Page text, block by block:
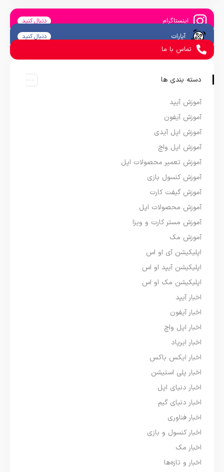
اینستاگرام دنبال کنید
آپارات دنبال کنید
تماس با ما
دسته بندی ها
آموزش آیپد
آموزش آیفون
آموزش اپل آیدی
آموزش اپل واچ
آموزش تعمیر محصولات اپل
آموزش کنسول بازی
آموزش گیفت کارت
آموزش محصولات اپل
آموزش مستر کارت و ویزا
آموزش مک
اپلیکیشن آی او اس
اپلیکیشن آیپد او اس
اپلیکیشن مک او اس
اخبار آیپد
اخبار آیفون
اخبار اپل واچ
اخبار ایرپاد
اخبار ایکس باکس
اخبار پلی استیشن
اخبار دنیای اپل
اخبار دنیای گیم
اخبار فناوری
اخبار کنسول و بازی
اخبار مک
اخبار و تازه‌ها